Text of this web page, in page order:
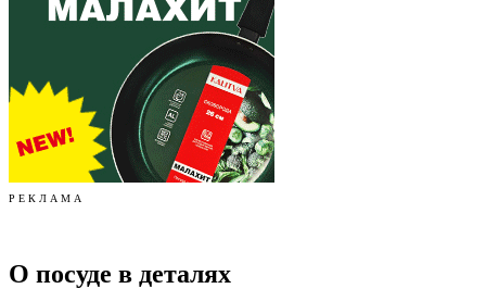
Р Е К Л А М А
О посуде в деталях